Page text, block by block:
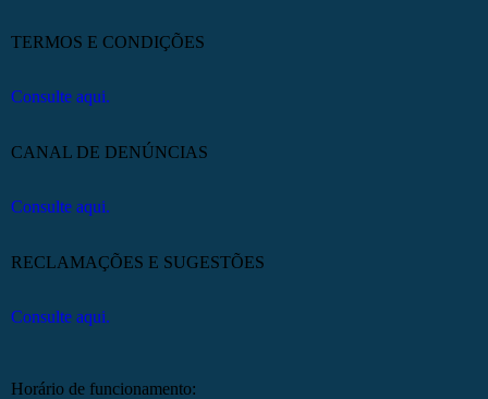
TERMOS E CONDIÇÕES
Consulte aqui.
CANAL DE DENÚNCIAS
Consulte aqui.
RECLAMAÇÕES E SUGESTÕES
Consulte aqui.
Horário de funcionamento: